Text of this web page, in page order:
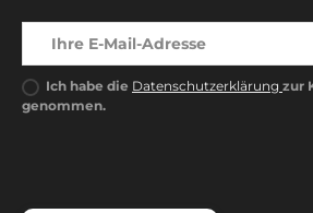
Ich habe die Datenschutzerklärung zur
genommen.